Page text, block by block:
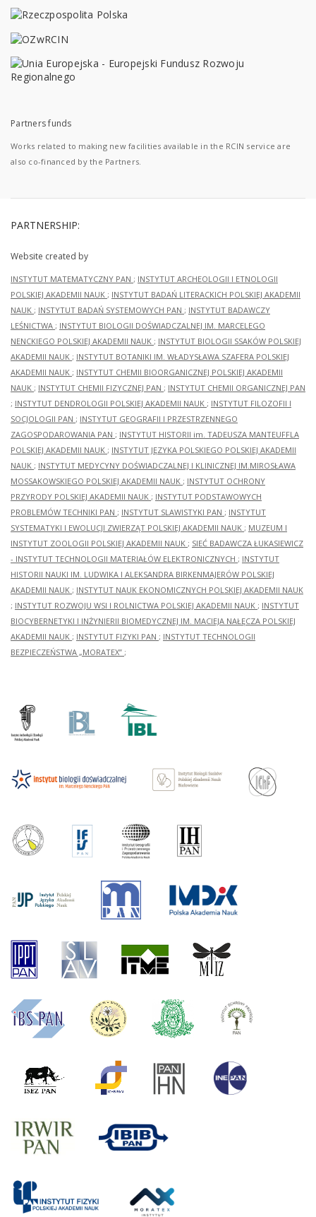
Partners funds
Works related to making new facilities available in the RCIN service are
also co-financed by the Partners.
PARTNERSHIP:
Website created by
INSTYTUT MATEMATYCZNY PAN ; INSTYTUT ARCHEOLOGII I ETNOLOGII
POLSKIEJ AKADEMII NAUK ; INSTYTUT BADAŃ LITERACKICH POLSKIEJ AKADEMII
NAUK ; INSTYTUT BADAŃ SYSTEMOWYCH PAN ; INSTYTUT BADAWCZY
LEŚNICTWA ; INSTYTUT BIOLOGII DOŚWIADCZALNEJ IM. MARCELEGO
NENCKIEGO POLSKIEJ AKADEMII NAUK ; INSTYTUT BIOLOGII SSAKÓW POLSKIEJ
AKADEMII NAUK ; INSTYTUT BOTANIKI IM. WŁADYSŁAWA SZAFERA POLSKIEJ
AKADEMII NAUK ; INSTYTUT CHEMII BIOORGANICZNEJ POLSKIEJ AKADEMII
NAUK ; INSTYTUT CHEMII FIZYCZNEJ PAN ; INSTYTUT CHEMII ORGANICZNEJ PAN
; INSTYTUT DENDROLOGII POLSKIEJ AKADEMII NAUK ; INSTYTUT FILOZOFII I
SOCJOLOGII PAN ; INSTYTUT GEOGRAFII I PRZESTRZENNEGO
ZAGOSPODAROWANIA PAN ; INSTYTUT HISTORII im. TADEUSZA MANTEUFFLA
POLSKIEJ AKADEMII NAUK ; INSTYTUT JĘZYKA POLSKIEGO POLSKIEJ AKADEMII
NAUK ; INSTYTUT MEDYCYNY DOŚWIADCZALNEJ I KLINICZNEJ IM.MIROSŁAWA
MOSSAKOWSKIEGO POLSKIEJ AKADEMII NAUK ; INSTYTUT OCHRONY
PRZYRODY POLSKIEJ AKADEMII NAUK ; INSTYTUT PODSTAWOWYCH
PROBLEMÓW TECHNIKI PAN ; INSTYTUT SLAWISTYKI PAN ; INSTYTUT
SYSTEMATYKI I EWOLUCJI ZWIERZĄT POLSKIEJ AKADEMII NAUK ; MUZEUM I
INSTYTUT ZOOLOGII POLSKIEJ AKADEMII NAUK ; SIEĆ BADAWCZA ŁUKASIEWICZ
- INSTYTUT TECHNOLOGII MATERIAŁÓW ELEKTRONICZNYCH ; INSTYTUT
HISTORII NAUKI IM. LUDWIKA I ALEKSANDRA BIRKENMAJERÓW POLSKIEJ
AKADEMII NAUK ; INSTYTUT NAUK EKONOMICZNYCH POLSKIEJ AKADEMII NAUK
; INSTYTUT ROZWOJU WSI I ROLNICTWA POLSKIEJ AKADEMII NAUK ; INSTYTUT
BIOCYBERNETYKI I INŻYNIERII BIOMEDYCZNEJ IM. MACIEJA NAŁĘCZA POLSKIEJ
AKADEMII NAUK ; INSTYTUT FIZYKI PAN ; INSTYTUT TECHNOLOGII
BEZPIECZEŃSTWA „MORATEX” ;